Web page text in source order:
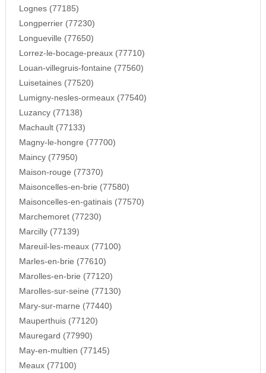
Lognes (77185)
Longperrier (77230)
Longueville (77650)
Lorrez-le-bocage-preaux (77710)
Louan-villegruis-fontaine (77560)
Luisetaines (77520)
Lumigny-nesles-ormeaux (77540)
Luzancy (77138)
Machault (77133)
Magny-le-hongre (77700)
Maincy (77950)
Maison-rouge (77370)
Maisoncelles-en-brie (77580)
Maisoncelles-en-gatinais (77570)
Marchemoret (77230)
Marcilly (77139)
Mareuil-les-meaux (77100)
Marles-en-brie (77610)
Marolles-en-brie (77120)
Marolles-sur-seine (77130)
Mary-sur-marne (77440)
Mauperthuis (77120)
Mauregard (77990)
May-en-multien (77145)
Meaux (77100)